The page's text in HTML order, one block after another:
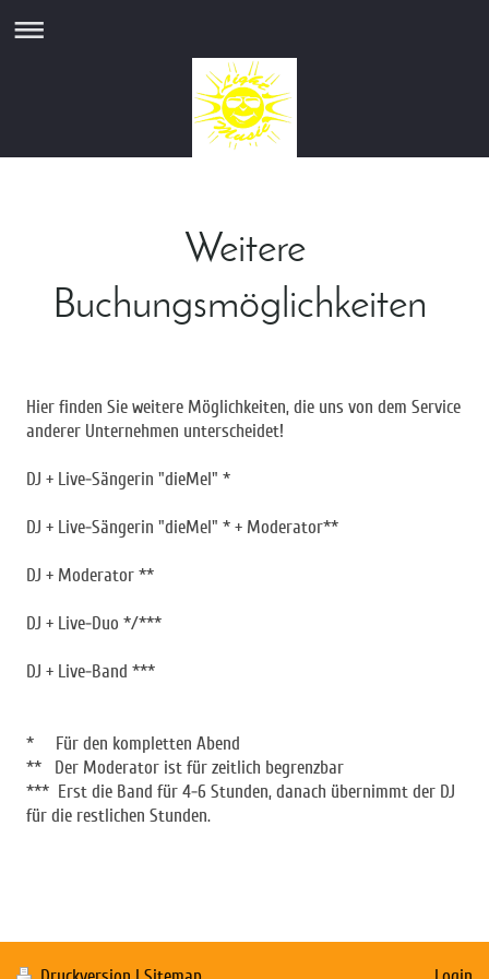
Weitere
Buchungsmöglichkeiten
Hier finden Sie weitere Möglichkeiten, die uns von dem Service
anderer Unternehmen unterscheidet!
DJ + Live-Sängerin "dieMel" *
DJ + Live-Sängerin "dieMel" * + Moderator**
DJ + Moderator **
DJ + Live-Duo */***
DJ + Live-Band ***
* Für den kompletten Abend
** Der Moderator ist für zeitlich begrenzbar
*** Erst die Band für 4-6 Stunden, danach übernimmt der DJ
für die restlichen Stunden.